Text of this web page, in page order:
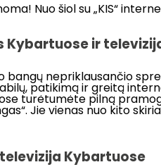
Nuo šiol su „KIS“
Kybartuose ir
nepriklausančio
patikimą ir greitą
turėtumėte pilną
Jie vienas nuo kito
Kybartuose